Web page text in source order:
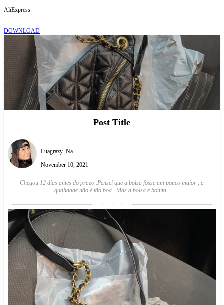
AliExpress
DOWNLOAD
Post Title
Luagrazy_Na
November 10, 2021
Chegou 12 dias antes do prazo .Pensei que a bolsa fosse um pouco maior , a
qualidade não é tão boa . Mas a bolsa é bonita .